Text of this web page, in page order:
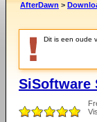
AfterDawn >
Dit is een oude
SiSoftware